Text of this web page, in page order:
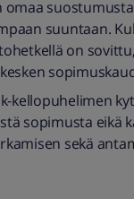
suuntaan.
on
kellopuhelimen
sopimusta eikä
sekä